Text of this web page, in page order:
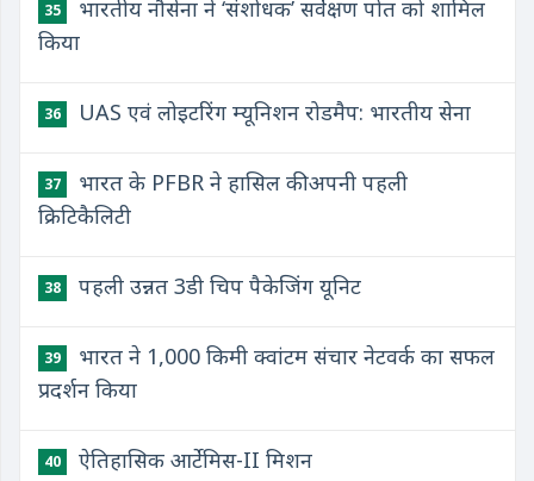
35
भारतीय नौसेना ने ‘संशोधक’ सर्वेक्षण पोत को शामिल
किया
36 UAS एवं लोइटरिंग म्यूनिशन रोडमैप: भारतीय सेना
37
भारत के PFBR ने हासिल की अपनी पहली
क्रिटिकैलिटी
38 पहली उन्नत 3डी चिप पैकेजिंग यूनिट
39
भारत ने 1,000 किमी क्वांटम संचार नेटवर्क का सफल
प्रदर्शन किया
40 ऐतिहासिक आर्टेमिस-II मिशन